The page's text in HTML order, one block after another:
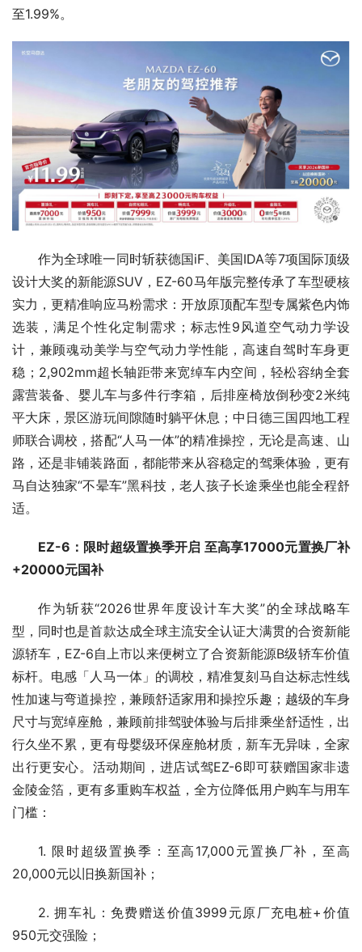
至1.99%。
作为全球唯一同时斩获德国iF、美国IDA等7项国际顶级
设计大奖的新能源SUV，EZ-60马年版完整传承了车型硬核
实力，更精准响应马粉需求：开放原顶配车型专属紫色内饰
选装，满足个性化定制需求；标志性9风道空气动力学设
计，兼顾魂动美学与空气动力学性能，高速自驾时车身更
稳；2,902mm超长轴距带来宽绰车内空间，轻松容纳全套
露营装备、婴儿车与多件行李箱，后排座椅放倒秒变2米纯
平大床，景区游玩间隙随时躺平休息；中日德三国四地工程
师联合调校，搭配“人马一体”的精准操控，无论是高速、山
路，还是非铺装路面，都能带来从容稳定的驾乘体验，更有
马自达独家“不晕车”黑科技，老人孩子长途乘坐也能全程舒
适。
EZ-6：限时超级置换季开启 至高享17000元置换厂补
+20000元国补
作为斩获“2026世界年度设计车大奖”的全球战略车
型，同时也是首款达成全球主流安全认证大满贯的合资新能
源轿车，EZ-6自上市以来便树立了合资新能源B级轿车价值
标杆。电感「人马一体」的调校，精准复刻马自达标志性线
性加速与弯道操控，兼顾舒适家用和操控乐趣；越级的车身
尺寸与宽绰座舱，兼顾前排驾驶体验与后排乘坐舒适性，出
行久坐不累，更有母婴级环保座舱材质，新车无异味，全家
出行更安心。活动期间，进店试驾EZ-6即可获赠国家非遗
金陵金箔，更有多重购车权益，全方位降低用户购车与用车
门槛：
1. 限时超级置换季：至高17,000元置换厂补，至高
20,000元以旧换新国补；
2. 拥车礼：免费赠送价值3999元原厂充电桩+价值
950元交强险；